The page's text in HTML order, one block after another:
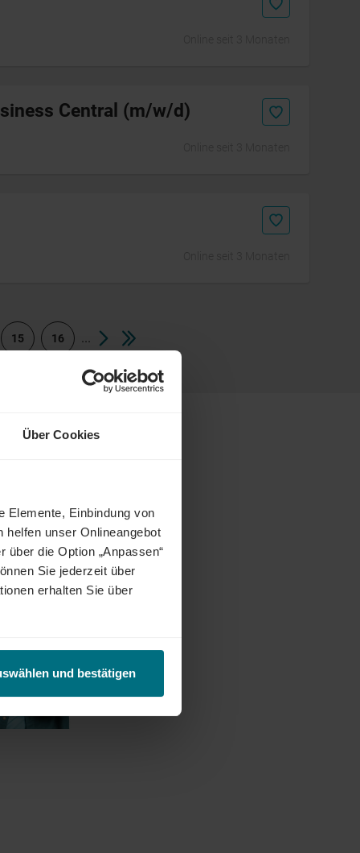
Über Cookies
Elemente, Einbindung von
helfen unser Onlineangebot
über die Option „Anpassen“
Sie jederzeit über
erhalten Sie über
und bestätigen
Central (m/w/d)
15 16 ...